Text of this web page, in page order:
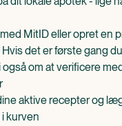
MitID eller opret en
det er første gang
også om at verificere
aktive recepter og
kurven